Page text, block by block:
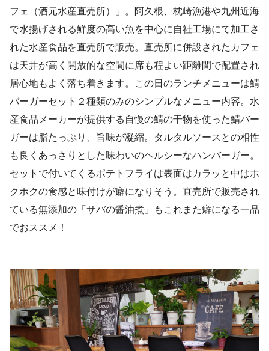
フェ（酒元水産直売所）」。阿久根、枕崎漁港や九州近海
で水揚げされる鮮度の高い魚を中心に自社工場にて加工さ
れた水産食品を直売所で販売。直売所に併設されたカフェ
は天井が高く開放的な空間に席も程よい距離間で配置され
居心地もよく落ち着きます。この日のランチメニューは鯖
バーガーセット２種類のみのシンプルなメニュー内容。水
産食品メーカーが提供する自慢の鯖の干物を使った鯖バー
ガーは脂たっぷり、旨味が凝縮。タルタルソースとの相性
も良くあっさりとした味わいのヘルシーなハンバーガー。
セットで付いてくるポテトフライは表面はカラッと中はホ
クホクの食感と味付けが癖になりそう。直売所で販売され
ている無添加の「サバの醤油煮」もこれまた癖になる一品
でおススメ！